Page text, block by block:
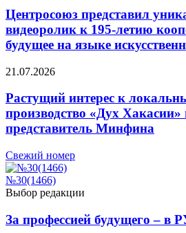
Центросоюз представил
видеоролик к 195-летию
будущее на языке
21.07.2026
Растущий интерес к
производство «Дух Хакасии»
представитель Минфина
Свежий номер
№30(1466)
Выбор редакции
За профессией будущего – в